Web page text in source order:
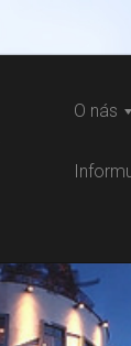
O nás